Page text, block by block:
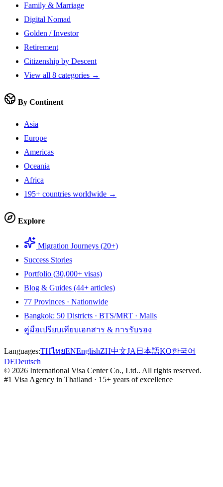
Family & Marriage
Digital Nomad
Golden / Investor
Retirement
Citizenship by Descent
View all 8 categories →
By Continent
Asia
Europe
Americas
Oceania
Africa
195+ countries worldwide →
Explore
Migration Journeys (20+)
Success Stories
Portfolio (30,000+ visas)
Blog & Guides (44+ articles)
77 Provinces · Nationwide
Bangkok: 50 Districts · BTS/MRT · Malls
คู่มือเปรียบเทียบเอกสาร & การรับรอง
Languages:THไทยENEnglishZH中文JA 日本語KO한국어
DEDeutsch
© 2026 International Visa Center Co., Ltd.. All rights reserved.
#1 Visa Agency in Thailand · 15+ years of excellence